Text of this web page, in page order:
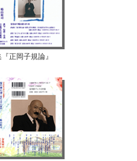
正岡子規論』